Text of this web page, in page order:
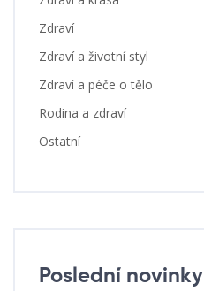
Zdraví
Zdraví a životní styl
Zdraví a péče o tělo
Rodina a zdraví
Ostatní
Poslední novinky